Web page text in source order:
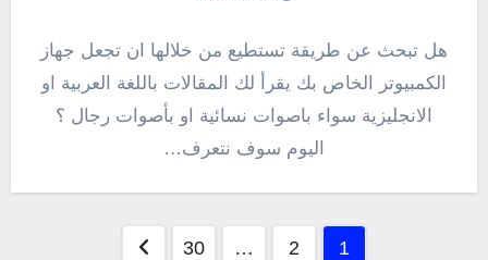
هل تبحث عن طريقة تستطيع من خلالها ان تجعل جهاز
الكمبيوتر الخاص بك يقرأ لك المقالات باللغة العربية او
الانجليزية سواء باصوات نسائية او بأصوات رجال ؟
اليوم سوف نتعرف…
1
2
…
30